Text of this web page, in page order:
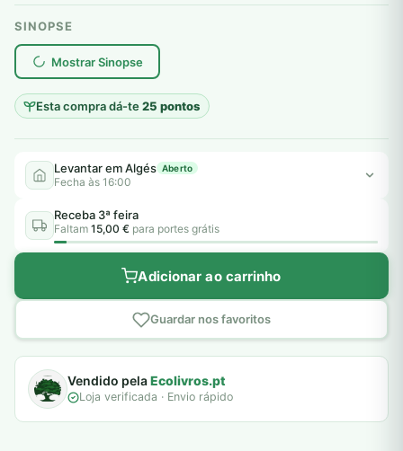
era:
6,00 €.
é:
5,00 €.
SINOPSE
Mostrar Sinopse
Esta compra dá-te25 pontos
plantar árvores reais
Levantar em Algés Aberto
Fecha às 16:00
Receba 3ª feira
Faltam 15,00 € para portes grátis
Adicionar ao carrinho
Guardar nos favoritos
Vendido pelaEcolivros.pt
Loja verificada · Envio rápido